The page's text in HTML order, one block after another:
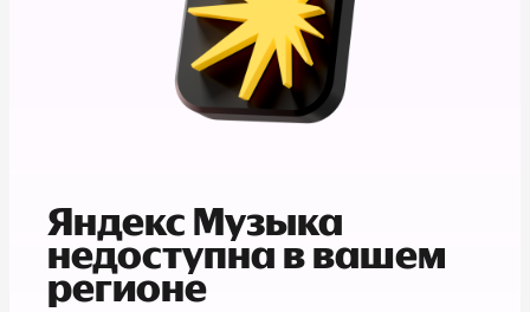
Яндекс Музыка
недоступна в вашем
регионе